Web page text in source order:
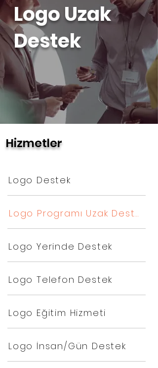
Logo Uzak
Destek
Hizmetler
Logo Destek
Logo Programı Uzak Destek
Logo Yerinde Destek
Logo Telefon Destek
Logo Eğitim Hizmeti
Logo İnsan/Gün Destek